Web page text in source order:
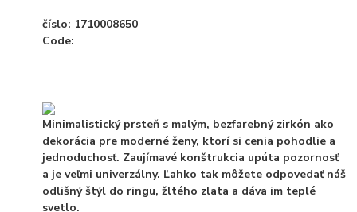
číslo: 1710008650
Code:
Minimalistický prsteň s malým, bezfarebný zirkón ako
dekorácia pre moderné ženy, ktorí si cenia pohodlie a
jednoduchosť. Zaujímavé konštrukcia upúta pozornosť
a je veľmi univerzálny. Ľahko tak môžete odpovedať náš
odlišný štýl do ringu, žltého zlata a dáva im teplé
svetlo.